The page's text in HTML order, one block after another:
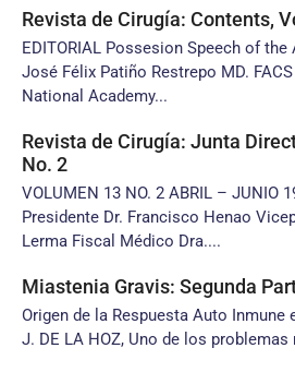
Revista de Cirugía: Contents,
EDITORIAL Possesion Speech of the
José Félix Patiño Restrepo MD.
National Academy...
Revista de Cirugía: Junta
No. 2
VOLUMEN 13 NO. 2 ABRIL – JUNIO
Presidente Dr. Francisco Henao
Lerma Fiscal Médico Dra....
Miastenia Gravis: Segunda
Origen de la Respuesta Auto Inmune
J. DE LA HOZ, Uno de los